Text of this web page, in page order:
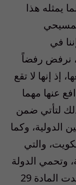
يمثله هذا
في
نرفض رفضاً
إذ إنها لا تقع
عنها مهما
لتأتي ضمن
الدولية، وكما
دستور الكويت، والتي
وتحمي الدولة
حرية القيام بشعائر الأديان…”.، وأكدت المادة 29